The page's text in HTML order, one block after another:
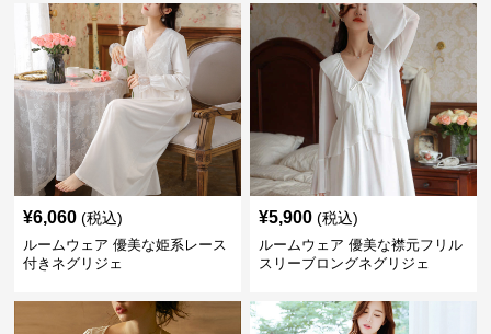
¥6,060 (税込)
ルームウェア 優美な姫系レース
付きネグリジェ
¥5,900 (税込)
ルームウェア 優美な襟元フリル
スリーブロングネグリジェ